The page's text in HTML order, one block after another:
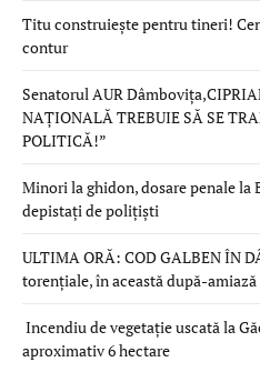
Titu construiește pentru tineri!
contur
Senatorul AUR
NAȚIONALĂ TREBUIE SĂ SE
POLITICĂ!”
Minori la ghidon, dosare penale la
depistați de polițiști
ULTIMA ORĂ: COD GALBEN ÎN
torențiale, în această după-amiază
Incendiu de vegetație uscată la
aproximativ 6 hectare